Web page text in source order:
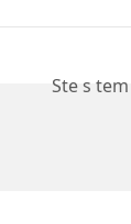
Ste s